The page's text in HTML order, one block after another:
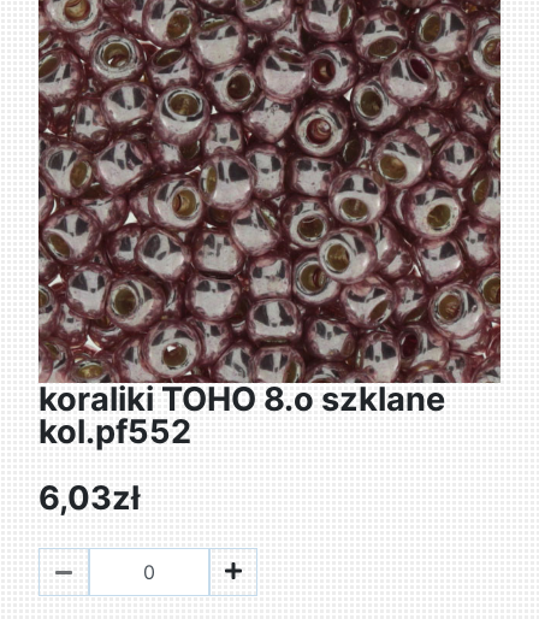
koraliki TOHO 8.o szklane
kol.pf552
6,03zł